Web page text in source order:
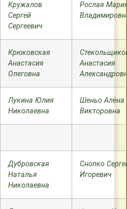
Кружалов
Сергей
Сергеевич
Рослая
Крюковская
Анастасия
Олеговна
Анастасия
Лукина Юлия
Николаевна
Шеньо Алёна
Викторовна
Дубровская
Наталья
Николаевна
Снопко
Игоревич